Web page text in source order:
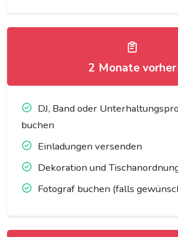
2 Monate vorher
DJ, Band oder
buchen
Einladungen versenden
Dekoration und
Fotograf buchen (falls